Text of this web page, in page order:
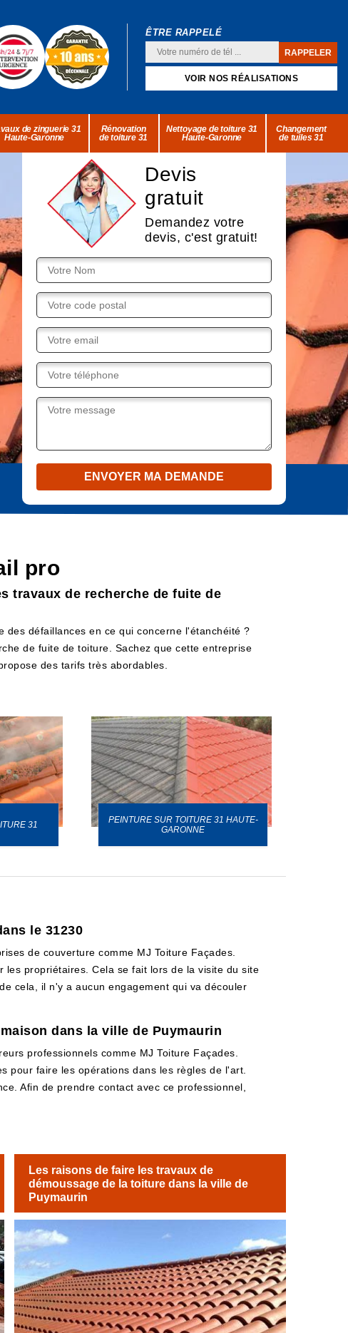
ÊTRE RAPPELÉ
VOIR NOS RÉALISATIONS
de zinguerie 31
Haute-Garonne
Rénovation
de toiture 31
Nettoyage de toiture 31
Haute-Garonne
Changement
de tuiles 31
Devis
gratuit
Demandez votre
devis, c'est gratuit!
pro
travaux de recherche de fuite de
défaillances en ce qui concerne l'étanchéité ?
de fuite de toiture. Sachez que cette entreprise
des tarifs très abordables.
31
PEINTURE SUR TOITURE 31 HAUTE-
GARONNE
le 31230
de couverture comme MJ Toiture Façades.
propriétaires. Cela se fait lors de la visite du site
cela, il n'y a aucun engagement qui va découler
dans la ville de Puymaurin
professionnels comme MJ Toiture Façades.
pour faire les opérations dans les règles de l'art.
Afin de prendre contact avec ce professionnel,
Les raisons de faire les travaux de
démoussage de la toiture dans la ville de
Puymaurin